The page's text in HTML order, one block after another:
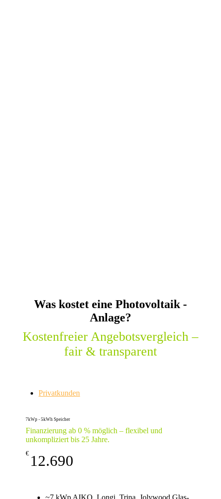
Was kostet eine Photovoltaik -
Anlage?
Kostenfreier Angebotsvergleich –
fair & transparent
Privatkunden
7kWp - 5kWh Speicher
Finanzierung ab 0 % möglich – flexibel und
unkompliziert bis 25 Jahre.
€ 12.690
~7 kWp AIKO, Longi, Trina, Jolywood Glas-